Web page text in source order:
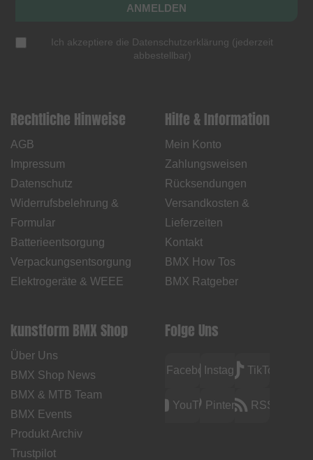
ANMELDEN
Ich akzeptiere die Datenschutzerklärung (jederzeit
abbestellbar)
Rechtliche Hinweise
AGB
Impressum
Datenschutz
Widerrufsbelehrung &
Formular
Batterieentsorgung
Verpackungsentsorgung
Elektrogeräte & WEEE
Hilfe & Information
Mein Konto
Zahlungsweisen
Rücksendungen
Versandkosten &
Lieferzeiten
Kontakt
BMX How Tos
BMX Ratgeber
kunstform BMX Shop
Über Uns
BMX Shop News
BMX & MTB Team
BMX Events
Produkt Archiv
Trustpilot
Folge Uns
FacebookInstagramTikTok
YouTubePinterest RSS